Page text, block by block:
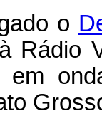
o
Rádio
em